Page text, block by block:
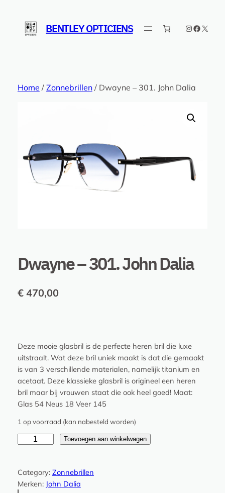
BENTLEY OPTICIENS Instagram
X
Home / Zonnebrillen/ Dwayne – 301. John Dalia
Dwayne – 301. John Dalia
€470,00
Deze mooie glasbril is de perfecte heren bril die luxe
uitstraalt. Wat deze bril uniek maakt is dat die gemaakt
is van 3 verschillende materialen, namelijk titanium en
acetaat. Deze klassieke glasbril is origineel een heren
bril maar bij vrouwen staat die ook heel goed! Maat:
Glas 54 Neus 18 Veer 145
1 op voorraad (kan nabesteld worden)
y
n
Toevoegen aan winkelwagen
Category: Zonnebrillen
Merken: John Dalia